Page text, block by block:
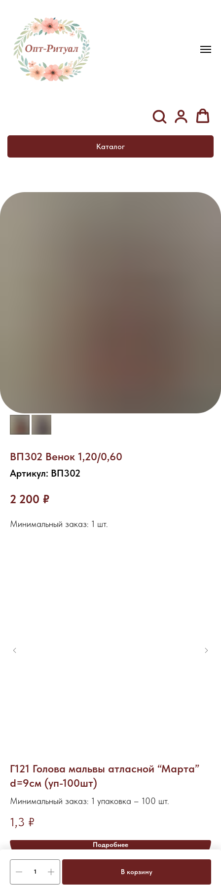
Каталог
ВП302 Венок 1,20/0,60
Артикул: ВП302
2 200 ₽
В корзину
Минимальный заказ: 1 шт.
Г121 Голова мальвы атласной “Марта”
d=9см (уп-100шт)
Минимальный заказ: 1 упаковка – 100 шт.
1,3 ₽
Подробнее